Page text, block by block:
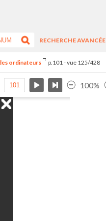
RECHERCHE AVANCÉE
ordinateurs p.101 - vue 125/428
100%